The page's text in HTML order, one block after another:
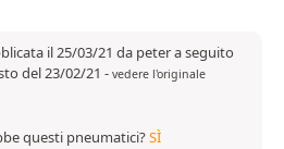
il 25/03/21 da peter a seguito
del 23/02/21 - vedere l'originale
questi pneumatici?SÌ